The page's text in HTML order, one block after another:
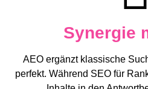
Synergie
AEO ergänzt klassische
perfekt. Während SEO für